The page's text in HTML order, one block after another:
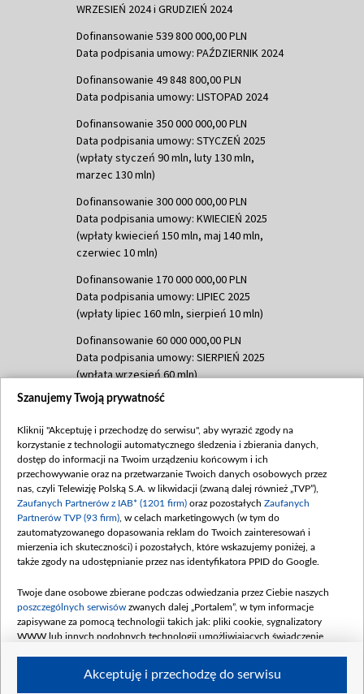
WRZESIEŃ 2024 i GRUDZIEŃ 2024
Dofinansowanie 539 800 000,00 PLN
Data podpisania umowy: PAŹDZIERNIK 2024
Dofinansowanie 49 848 800,00 PLN
Data podpisania umowy: LISTOPAD 2024
Dofinansowanie 350 000 000,00 PLN
Data podpisania umowy: STYCZEŃ 2025
(wpłaty styczeń 90 mln, luty 130 mln,
marzec 130 mln)
Dofinansowanie 300 000 000,00 PLN
Data podpisania umowy: KWIECIEŃ 2025
(wpłaty kwiecień 150 mln, maj 140 mln,
czerwiec 10 mln)
Dofinansowanie 170 000 000,00 PLN
Data podpisania umowy: LIPIEC 2025
(wpłaty lipiec 160 mln, sierpień 10 mln)
Dofinansowanie 60 000 000,00 PLN
Data podpisania umowy: SIERPIEŃ 2025
(wpłata wrzesień 60 mln)
Dofinansowanie 635 783 051,21 PLN
(wpłata wrzesień 100 mln, październik 350
mln, listopad 265 mln)
Dofinansowanie 48 862 000,00 PLN
Data podpisania umowy: GRUDZIEŃ 2025
(wpłata grudzień 60,548 mln)
Dofinansowanie 900 000 000,00 PLN
Data podpisania umowy: LUTY 2026 (wpłata
kwiecień 180 mln, 7 maja 180 mln, 8
czerwca 90 mln)
Dofinansowanie 250 000 000,00 PLN
4 sierpnia 250 mln
Szanujemy Twoją prywatność
Kliknij "Akceptuję i przechodzę do serwisu", aby wyrazić zgody na
korzystanie z technologii automatycznego śledzenia i zbierania danych,
dostęp do informacji na Twoim urządzeniu końcowym i ich
przechowywanie oraz na przetwarzanie Twoich danych osobowych przez
nas, czyli Telewizję Polską S.A. w likwidacji (zwaną dalej również „TVP”),
Zaufanych Partnerów z IAB* (1201 firm) oraz pozostałych Zaufanych
Partnerów TVP (93 firm) , w celach marketingowych (w tym do
zautomatyzowanego dopasowania reklam do Twoich zainteresowań i
mierzenia ich skuteczności) i pozostałych, które wskazujemy poniżej, a
także zgody na udostępnianie przez nas identyfikatora PPID do Google.
Twoje dane osobowe zbierane podczas odwiedzania przez Ciebie naszych
poszczególnych serwisów zwanych dalej „Portalem”, w tym informacje
zapisywane za pomocą technologii takich jak: pliki cookie, sygnalizatory
WWW lub innych podobnych technologii umożliwiających świadczenie
Akceptuję i przechodzę do serwisu